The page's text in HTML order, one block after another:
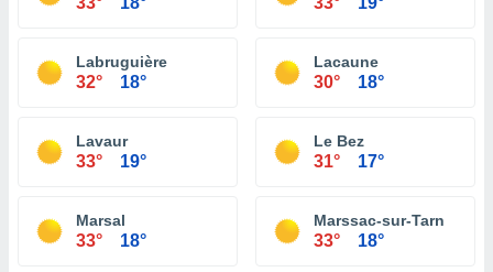
Labruguière
32° 18°
Lacaune
30° 18°
Lavaur
33° 19°
Le Bez
31° 17°
Marsal
33° 18°
Marssac-sur-Tarn
33° 18°